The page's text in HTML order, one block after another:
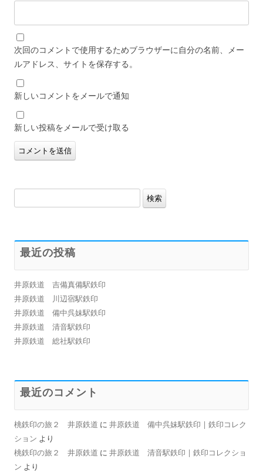
次回のコメントで使用するためブラウザーに自分の名前、メー
ルアドレス、サイトを保存する。
新しいコメントをメールで通知
新しい投稿をメールで受け取る
索:
最近の投稿
井原鉄道 吉備真備駅鉄印
井原鉄道 川辺宿駅鉄印
井原鉄道 備中呉妹駅鉄印
井原鉄道 清音駅鉄印
井原鉄道 総社駅鉄印
最近のコメント
桃鉄印の旅２ 井原鉄道 に 井原鉄道 備中呉妹駅鉄印 | 鉄印コレク
ション より
桃鉄印の旅２ 井原鉄道 に 井原鉄道 清音駅鉄印 | 鉄印コレクショ
ン より